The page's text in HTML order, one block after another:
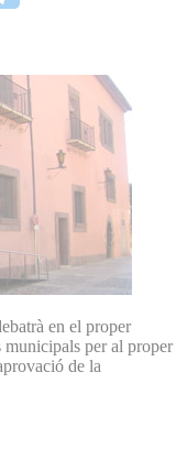
en el proper
municipals per al proper
de la